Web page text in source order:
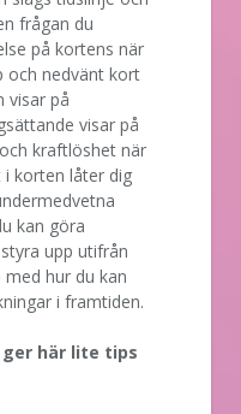
frågan du
på kortens när
och nedvänt kort
visar på
visar på
kraftlöshet när
i korten låter dig
kan göra
upp utifrån
hur du kan
i framtiden.
här lite tips